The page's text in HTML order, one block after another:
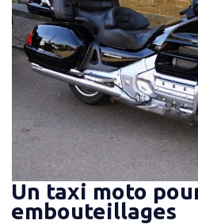
Un taxi moto
embouteillages